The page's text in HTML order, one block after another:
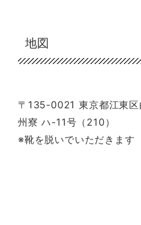
地図
〒135-0021 東京都江東
州寮 ハ-11号（210）
※靴を脱いでいただきます